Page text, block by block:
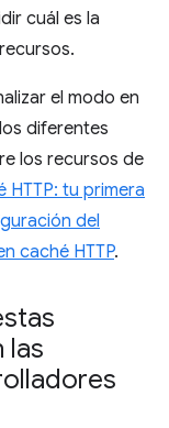
cuál es la
el modo en
diferentes
los recursos de
HTTP: tu primera
del
caché HTTP.
las